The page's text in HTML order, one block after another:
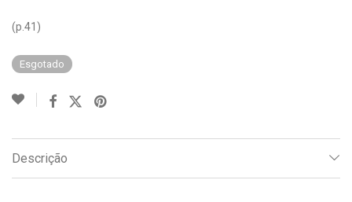
(p.41)
Esgotado
Descrição